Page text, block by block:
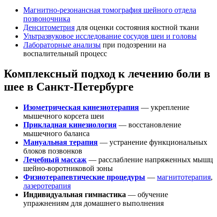
Магнитно-резонансная томография шейного отдела
позвоночника
Денситометрия для оценки состояния костной ткани
Ультразвуковое исследование сосудов шеи и головы
Лабораторные анализы при подозрении на
воспалительный процесс
Комплексный подход к лечению боли в
шее в Санкт-Петербурге
Изометрическая кинезиотерапия — укрепление
мышечного корсета шеи
Прикладная кинезиология — восстановление
мышечного баланса
Мануальная терапия — устранение функциональных
блоков позвонков
Лечебный массаж — расслабление напряженных мышц
шейно-воротниковой зоны
Физиотерапевтические процедуры — магнитотерапия,
лазеротерапия
Индивидуальная гимнастика — обучение
упражнениям для домашнего выполнения